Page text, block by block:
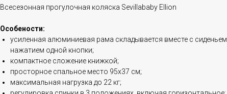
Всесезонная прогулочная коляска Sevillababy Ellion
Особености:
усиленная алюминиевая рама складывается вместе с сиденьем
нажатием одной кнопки;
компактное сложение книжкой;
просторное спальное место 95х37 см;
максимальная нагрузка до 22 кг;